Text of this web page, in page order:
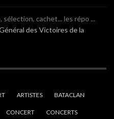
cachet... les répo ...
des Victoires de la
ARTISTES BATACLAN
CONCERT CONCERTS